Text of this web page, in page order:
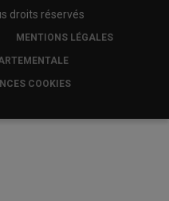
droits réservés
MENTIONS LÉGALES
COOKIES